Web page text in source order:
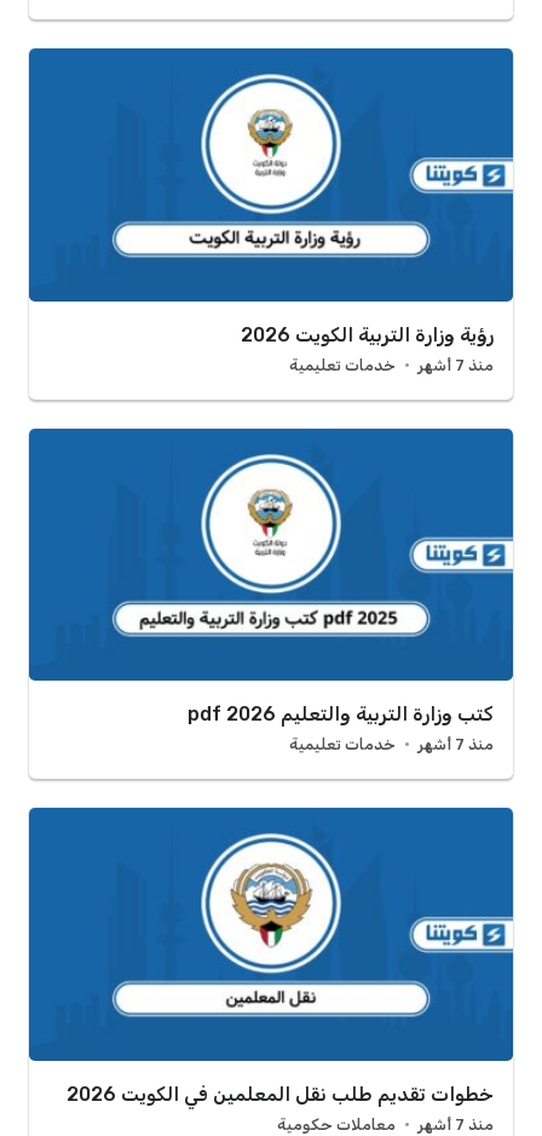
رؤية وزارة التربية الكويت 2026
منذ 7 أشهر خدمات تعليمية
كتب وزارة التربية والتعليم pdf 2026
منذ 7 أشهر خدمات تعليمية
خطوات تقديم طلب نقل المعلمين في الكويت 2026
منذ 7 أشهر معاملات حكومية